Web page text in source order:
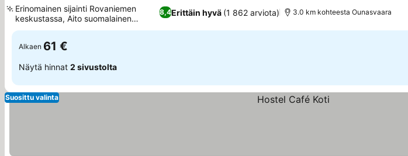
8,4Erittäin hyvä (1 862 arviota)
Erinomainen sijainti Rovaniemen
keskustassa, Aito suomalainen
saunaelämys
3.0 km kohteesta Ounasvaara
Alkaen 61 €
Näytä hinnat 2 sivustolta
Suosittu valinta